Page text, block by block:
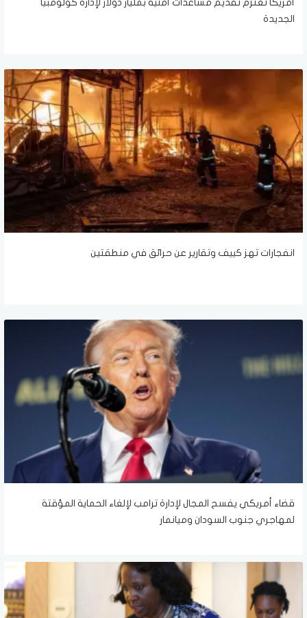
أمريكا تعتزم تقديم مساعدات أمنية بمليار دولار لإدارة كولومبيا
الجديدة
انفجارات تهز كييف وتقارير عن حرائق في منطقتين
قضاء أمريكي يفسح المجال لإدارة ترامب لإلغاء الحماية المؤقتة
لمهاجري جنوب السودان وميانمار